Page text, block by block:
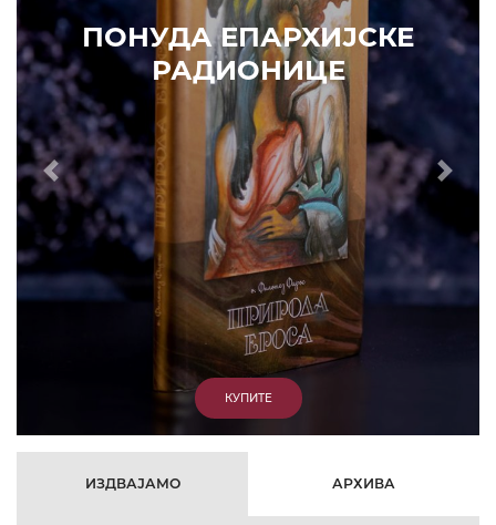
ЕПАРХИЈСКЕ
РАДИОНИЦЕ
Prethodni
ИЗДВАЈАМО АРХИВА